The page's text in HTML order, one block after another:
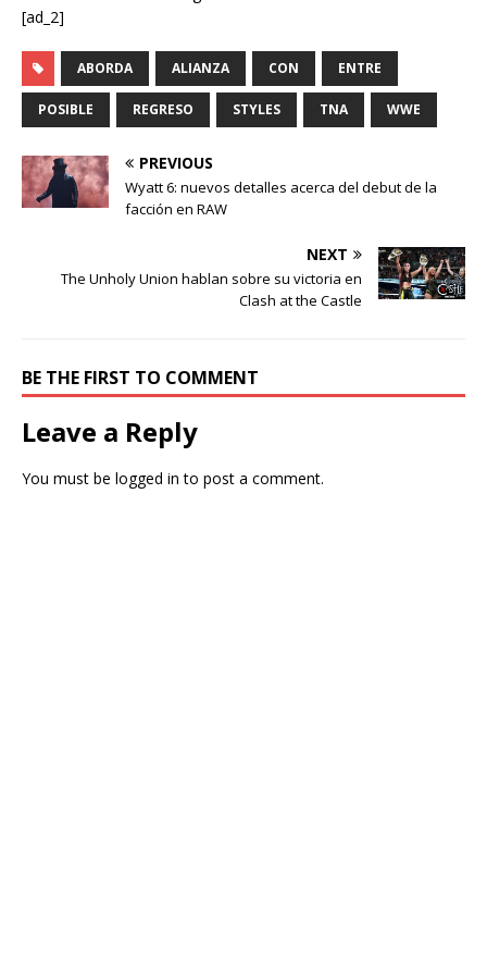
[ad_2]
ABORDA ALIANZA CON ENTRE
POSIBLE REGRESO STYLES TNA WWE
PREVIOUS
Wyatt 6: nuevos detalles acerca del debut de la
facción en RAW
NEXT
The Unholy Union hablan sobre su victoria en
Clash at the Castle
BE THE FIRST TO COMMENT
Leave a Reply
You must be logged in to post a comment.